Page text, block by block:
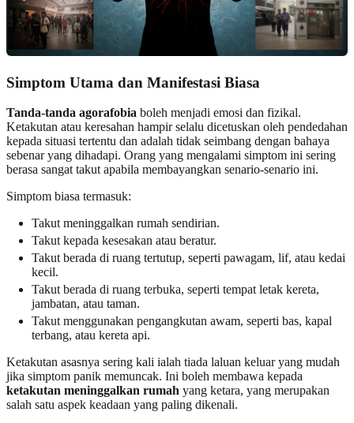
Simptom Utama dan Manifestasi Biasa
Tanda-tanda agorafobia boleh menjadi emosi dan fizikal.
Ketakutan atau keresahan hampir selalu dicetuskan oleh pendedahan
kepada situasi tertentu dan adalah tidak seimbang dengan bahaya
sebenar yang dihadapi. Orang yang mengalami simptom ini sering
berasa sangat takut apabila membayangkan senario-senario ini.
Simptom biasa termasuk:
Takut meninggalkan rumah sendirian.
Takut kepada kesesakan atau beratur.
Takut berada di ruang tertutup, seperti pawagam, lif, atau kedai
kecil.
Takut berada di ruang terbuka, seperti tempat letak kereta,
jambatan, atau taman.
Takut menggunakan pengangkutan awam, seperti bas, kapal
terbang, atau kereta api.
Ketakutan asasnya sering kali ialah tiada laluan keluar yang mudah
jika simptom panik memuncak. Ini boleh membawa kepada
ketakutan meninggalkan rumah yang ketara, yang merupakan
salah satu aspek keadaan yang paling dikenali.